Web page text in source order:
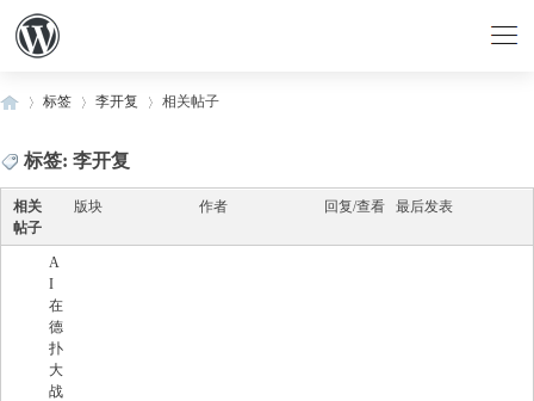
›
标签
›
李开复 相关帖子
标签: 李开复
相关
帖子
版块 作者 回复/查看 最后发表
A
I
在
德
扑
大
战